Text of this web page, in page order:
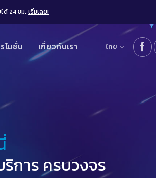
ด้ 24 ชม. เริ่มเลย!
โมชั่น เกี่ยวกับเรา ไทย
การ ครบวงจร